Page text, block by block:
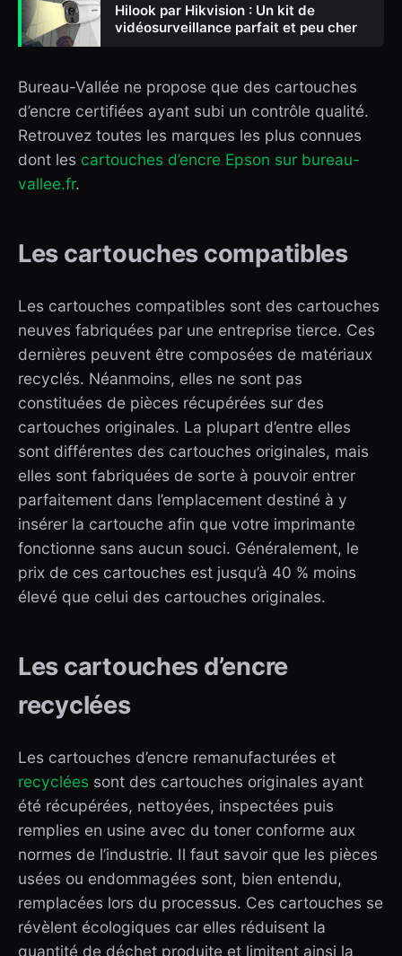
Hilook par Hikvision : Un kit de
vidéosurveillance parfait et peu cher
Bureau-Vallée ne propose que des cartouches
d’encre certifiées ayant subi un contrôle qualité.
Retrouvez toutes les marques les plus connues
dont les cartouches d’encre Epson sur bureau-
vallee.fr.
Les cartouches compatibles
Les cartouches compatibles sont des cartouches
neuves fabriquées par une entreprise tierce. Ces
dernières peuvent être composées de matériaux
recyclés. Néanmoins, elles ne sont pas
constituées de pièces récupérées sur des
cartouches originales. La plupart d’entre elles
sont différentes des cartouches originales, mais
elles sont fabriquées de sorte à pouvoir entrer
parfaitement dans l’emplacement destiné à y
insérer la cartouche afin que votre imprimante
fonctionne sans aucun souci. Généralement, le
prix de ces cartouches est jusqu’à 40 % moins
élevé que celui des cartouches originales.
Les cartouches d’encre
recyclées
Les cartouches d’encre remanufacturées et
recyclées sont des cartouches originales ayant
été récupérées, nettoyées, inspectées puis
remplies en usine avec du toner conforme aux
normes de l’industrie. Il faut savoir que les pièces
usées ou endommagées sont, bien entendu,
remplacées lors du processus. Ces cartouches se
révèlent écologiques car elles réduisent la
quantité de déchet produite et limitent ainsi la